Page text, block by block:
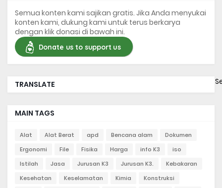
Semua konten kami sajikan gratis. Jika Anda menyukai
konten kami, dukung kami untuk terus berkarya
dengan klik donasi di bawah ini.
Donate us to support us
TRANSLATE
MAIN TAGS
Alat Alat Berat apd Bencana alam
Dokumen
Ergonomi
File Fisika Harga info K3
iso
Istilah
Jasa Jurusan K3 Jurusan K3.
Kebakaran
Kesehatan
Keselamatan Kimia
Konstruksi